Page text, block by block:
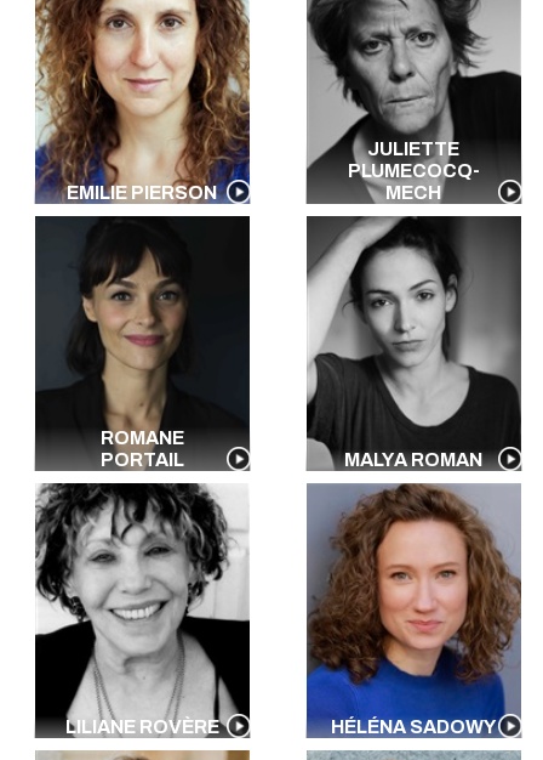
EMILIE PIERSON
JULIETTE
PLUMECOCQ-
MECH
ROMANE
PORTAIL
MALYA ROMAN
LILIANE ROVÈRE HÉLÉNA SADOWY